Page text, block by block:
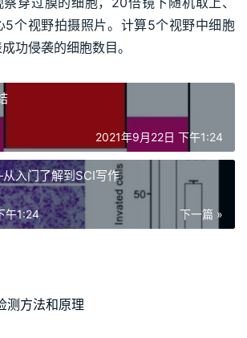
5个视野拍摄照片。计算5个视野中细胞
功侵袭的细胞数目。
2021年9月22日 下午1:24
入门了解到SCI写作
下一篇 »
午1:24
测方法和原理